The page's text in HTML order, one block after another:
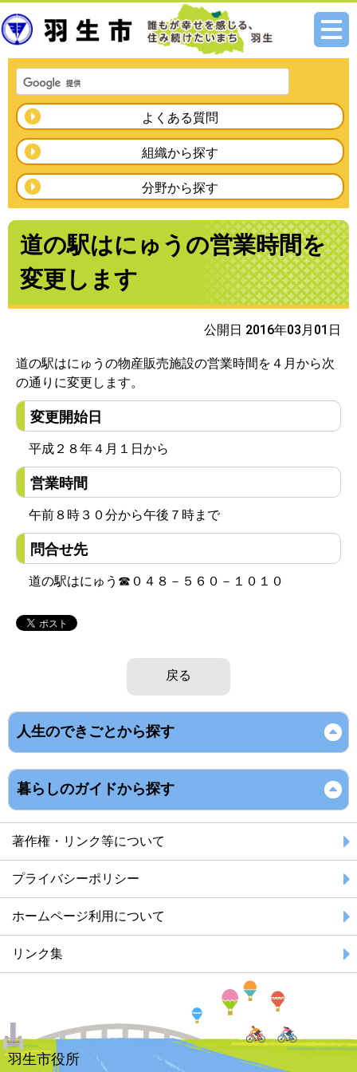
メニ
よくある質問
組織から探す
分野から探す
道の駅はにゅうの営業時間を
変更します
公開日 2016年03月01日
道の駅はにゅうの物産販売施設の営業時間を４月から次
の通りに変更します。
変更開始日
平成２８年４月１日から
営業時間
午前８時３０分から午後７時まで
問合せ先
道の駅はにゅう☎０４８－５６０－１０１０
戻る
人生のできごとから探す
暮らしのガイドから探す
著作権・リンク等について
プライバシーポリシー
ホームページ利用について
リンク集
羽生市役所